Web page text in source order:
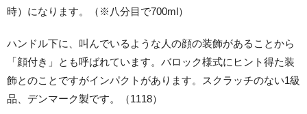
時）になります。（※八分目で700ml）
ハンドル下に、叫んでいるような人の顔の装飾があることから
「顔付き」とも呼ばれています。バロック様式にヒント得た装
飾とのことですがインパクトがあります。スクラッチのない1級
品、デンマーク製です。（1118）